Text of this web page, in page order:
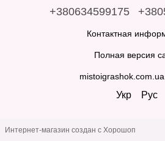
+380634599175
Контактная
Полная версия
Укр Рус
Интернет-магазин создан с Хорошоп